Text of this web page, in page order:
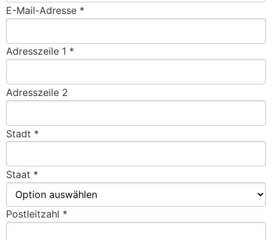
E-Mail-Adresse *
Adresszeile 1 *
Adresszeile 2
Stadt *
Staat *
Postleitzahl *